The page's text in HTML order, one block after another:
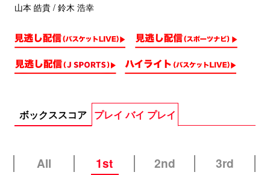
山本 皓貴 / 鈴木 浩幸
ボックススコア プレイ バイ プレイ
All 1st 2nd
3rd